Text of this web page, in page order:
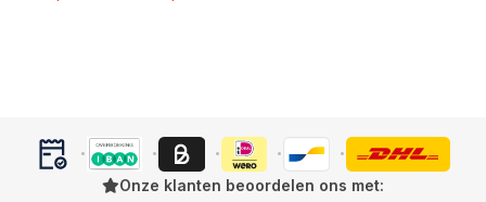
Onze klanten beoordelen ons met: